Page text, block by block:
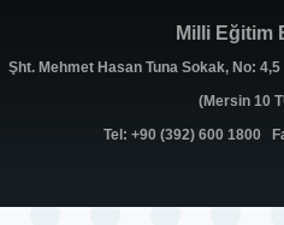
Milli Eğitim
Şht. Mehmet Hasan Tuna Sokak, No:
(Mersin 10
Tel: +90 (392) 600 1800